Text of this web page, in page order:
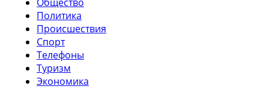
Общество
Политика
Происшествия
Спорт
Телефоны
Туризм
Экономика